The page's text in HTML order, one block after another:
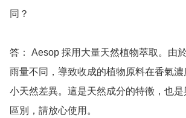
同？
答： Aesop 採用大量天然植物萃取。由
雨量不同，導致收成的植物原料在香氣
小天然差異。這是天然成分的特徵，也
區別，請放心使用。